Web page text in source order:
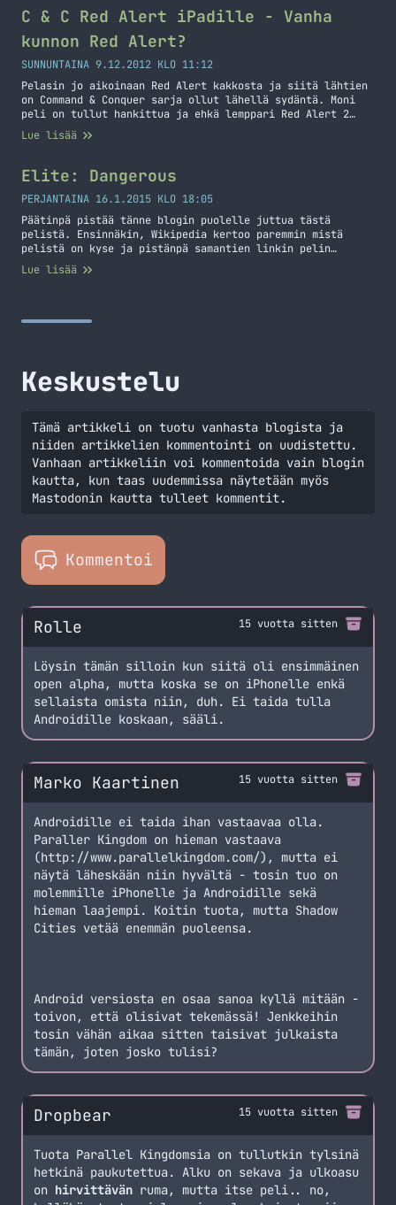
tavaraa. Pelissä ei ole vielä… Jatka lukemista Kerbal
Space Program (KSP)
C & C Red Alert iPadille - Vanha
kunnon Red Alert?
SUNNUNTAINA 9.12.2012 KLO 11:12
Pelasin jo aikoinaan Red Alert kakkosta ja siitä lähtien
on Command & Conquer sarja ollut lähellä sydäntä. Moni
peli on tullut hankittua ja ehkä lemppari Red Alert 2
lisäksi on C & C Generals ja Zero Hour lisäri siihen.
Kuvien perusteella vaikuttaa aivan loistavalta Red Alert
tullut hankittua. Tulen… Jatka lukemista C & C Red Alert
iPadille – Vanha kunnon Red Alert?
Lue lisää
Elite: Dangerous
PERJANTAINA 16.1.2015 KLO 18:05
Päätinpä pistää tänne blogin puolelle juttua tästä
pelistä. Ensinnäkin, Wikipedia kertoo paremmin mistä
pelistä on kyse ja pistänpä samantien linkin pelin
kotisivuillekkin. Elite: Dangerous is a space adventure,
trading, and combat simulator that is the fourth release
lukemista Elite: Dangerous
Lue lisää
Keskustelu
Tämä artikkeli on tuotu vanhasta blogista ja
niiden artikkelien kommentointi on uudistettu.
Vanhaan artikkeliin voi kommentoida vain blogin
kautta, kun taas uudemmissa näytetään myös
Mastodonin kautta tulleet kommentit.
Kommentoi
Rolle 15 vuotta sitten
Löysin tämän silloin kun siitä oli ensimmäinen
open alpha, mutta koska se on iPhonelle enkä
sellaista omista niin, duh. Ei taida tulla
Androidille koskaan, sääli.
Marko Kaartinen 15 vuotta sitten
Androidille ei taida ihan vastaavaa olla.
Paraller Kingdom on hieman vastaava
(http://www.parallelkingdom.com/),
mutta ei
näytä läheskään niin hyvältä - tosin tuo on
molemmille iPhonelle ja Androidille sekä
hieman laajempi. Koitin tuota, mutta Shadow
Cities vetää enemmän puoleensa.
Android versiosta en osaa sanoa kyllä mitään -
toivon, että olisivat tekemässä! Jenkkeihin
tosin vähän aikaa sitten taisivat julkaista
tämän, joten josko tulisi?
Dropbear 15 vuotta sitten
Tuota Parallel Kingdomsia on tullutkin tylsinä
hetkinä paukutettua. Alku on sekava ja ulkoasu
on hirvittävän ruma, mutta itse peli.. no,